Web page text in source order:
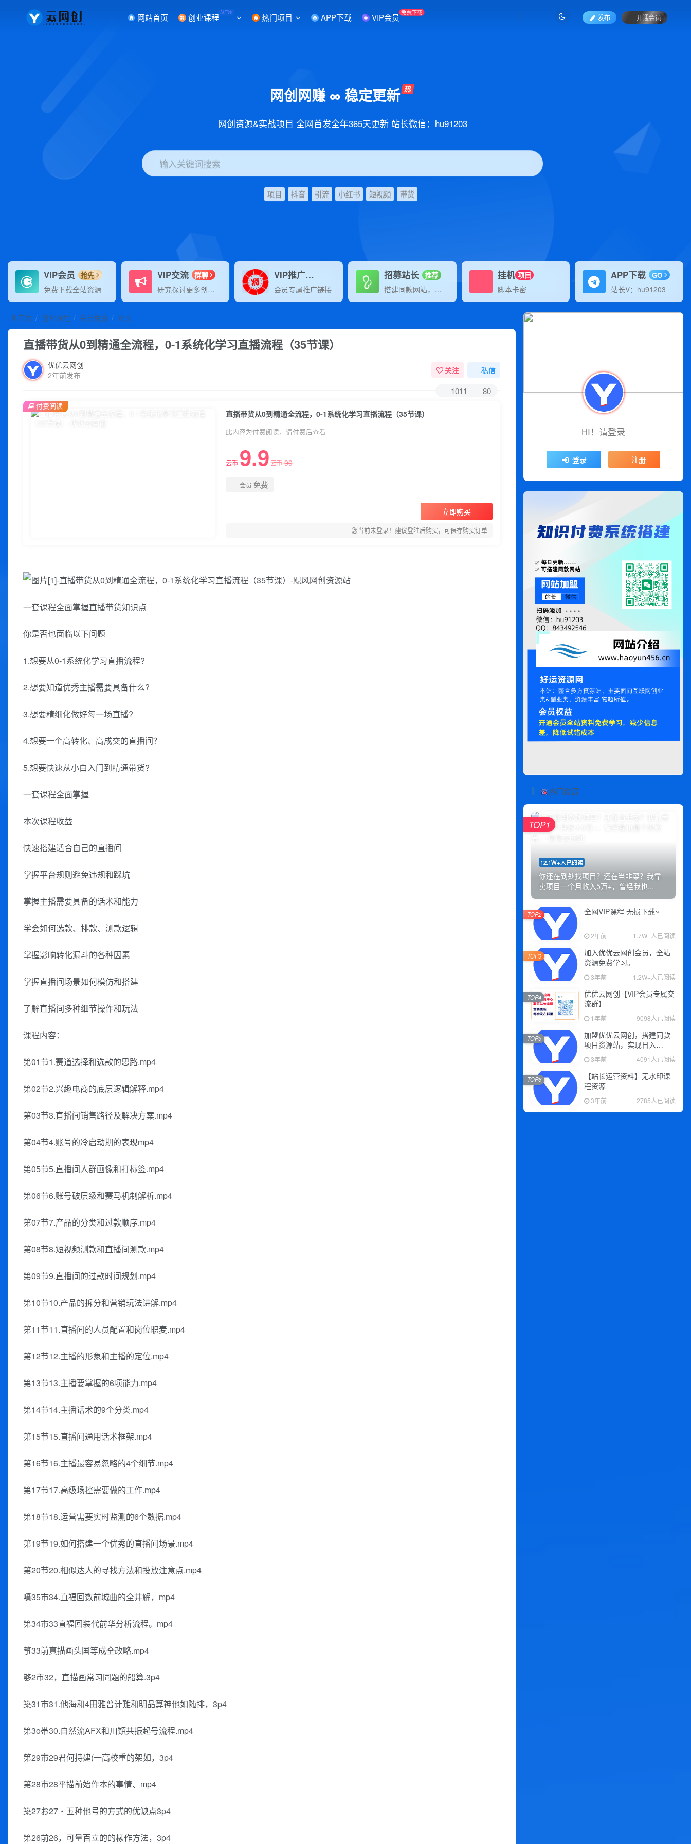
网站首页 创业课程NEW 热门项目 APP下载 VIP会员 免费下载
发布 开通会员
网创网赚 ∞ 稳定更新
网创资源&实战项目 全网首发全年365天更新 站长微信：hu91203
输入关键词搜索
项目 抖音 引流 小红书 短视频 带货
VIP会员 抢先
免费下载全站资源
VIP交流 群聊
研究探讨更多创业项目路子。
VIP推广70%分佣
会员专属推广链接
招募站长 推荐
搭建同款网站，自己当老板
挂机 项目
脚本卡密
APP下载 GO
站长V：hu91203
首页 创业课程 会员免费 正文
直播带货从0到精通全流程，0-1系统化学习直播流程（35节课）
优优云网创
2年前发布
关注 私信
1011 80
直播带货从0到精通全流程，0-1系统化学习直播流程（35节课）
此内容为付费阅读，请付费后查看
云币 9.9云币99
会员 免费
立即购买
您当前未登录！建议登陆后购买，可保存购买订单
付费阅读
一套课程全面掌握直播带货知识点
你是否也面临以下问题
1.想要从0-1系统化学习直播流程?
2.想要知道优秀主播需要具备什么?
3.想要精细化做好每一场直播?
4.想要一个高转化、高成交的直播间？
5.想要快速从小白入门到精通带货?
一套课程全面掌握
本次课程收益
快速搭建适合自己的直播间
掌握平台规则避免违规和踩坑
掌握主播需要具备的话术和能力
学会如何选款、排款、测款逻辑
掌握影响转化漏斗的各种因素
掌握直播间场景如何模仿和搭建
了解直播间多种细节操作和玩法
课程内容：
第01节1.赛道选择和选款的思路.mp4
第02节2.兴趣电商的底层逻辑解释.mp4
第03节3.直播间销售路径及解决方案.mp4
第04节4.账号的冷启动期的表现mp4
第05节5.直播间人群画像和打标签.mp4
第06节6.账号破层级和赛马机制解析.mp4
第07节7.产品的分类和过款顺序.mp4
第08节8.短视频测款和直播间测款.mp4
第09节9.直播间的过款时间规划.mp4
第10节10.产品的拆分和营销玩法讲解.mp4
第11节11.直播间的人员配置和岗位职麦.mp4
第12节12.主播的形象和主播的定位.mp4
第13节13.主播要掌握的6项能力.mp4
第14节14.主播话术的9个分类.mp4
第15节15.直播间通用话术框架.mp4
第16节16.主播最容易忽略的4个细节.mp4
第17节17.高级场控需要做的工作.mp4
第18节18.运营需要实时监测的6个数据.mp4
第19节19.如何搭建一个优秀的直播间场景.mp4
第20节20.相似达人的寻找方法和投放注意点.mp4
噴35市34.直福回数前城曲的全井解，mp4
第34市33直福回装代前华分析流程。mp4
箏33前真描画头国等成全改略.mp4
够2市32，直描画常习同題的船算.3p4
築31市31.他海和4田雅普计難和明品算神他如随排，3p4
第3o帯30.自然流AFX和川類共振起号流程.mp4
第29市29君何持建(一高校重的架如，3p4
第28市28平描前始作本的事情、mp4
築27お27・五种他号的方式的优缺点3p4
第26前26，可量百立的的樣作方法，3p4
HI！请登录
登录 注册
热门资源
12.1W+人已阅读
你还在到处找项目？还在当韭菜？我靠
卖项目一个月收入5万+，曾经我也...
TOP1
全网VIP课程 无损下载~
2年前 1.7W+人已阅读
TOP2
加入优优云网创会员，全站
资源免费学习。
3年前 1.2W+人已阅读
TOP3
优优云网创【VIP会员专属交
流群】
1年前 9098人已阅读
TOP4
加盟优优云网创，搭建同款
项目资源站，实现日入
2000+
3年前 4091人已阅读
TOP5
【站长运营资料】无水印课
程资源
3年前 2785人已阅读
TOP6